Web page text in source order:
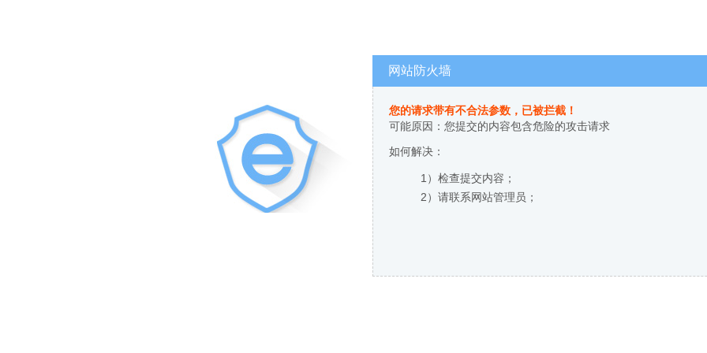
网站防火墙
您的请求带有不合法参数，已被拦截！
可能原因：您提交的内容包含危险的攻击请求
如何解决：
1）检查提交内容；
2）请联系网站管理员；